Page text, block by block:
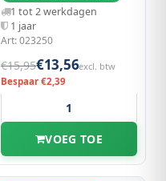
1 tot 2 werkdagen
1 jaar
Art: 023250
€15,95€13,56excl. btw
Bespaar €2,39
VOEG TOE